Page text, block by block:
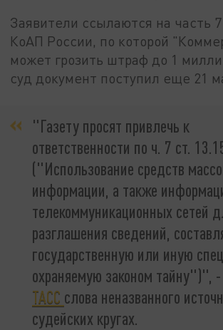
Заявители ссылаются на часть 7
КоАП России, по которой
может грозить штраф до 1
суд документ поступил еще 21
"Газету просят привлечь к
ответственности по ч. 7 ст.
("Использование средств
информации, а также
телекоммуникационных сетей
разглашения сведений,
государственную или иную
охраняемую законом тайну")", -
ТАСС слова неназванного
судейских кругах.